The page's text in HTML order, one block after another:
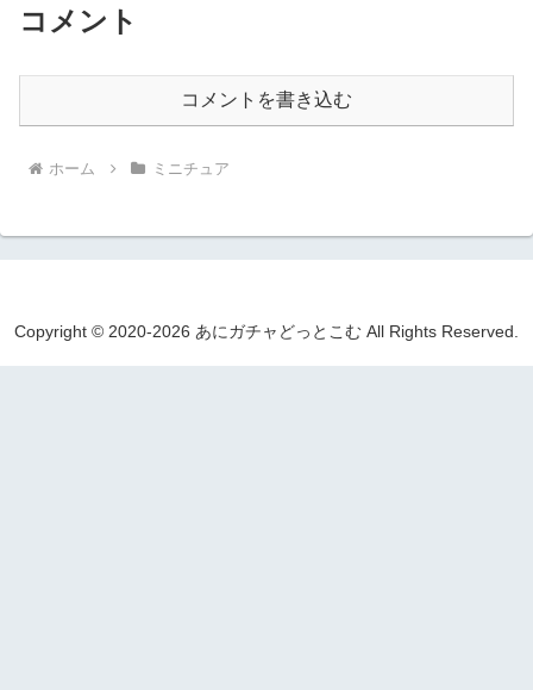
コメント
コメントを書き込む
ホーム ミニチュア
Copyright © 2020-2026 あにガチャどっとこむ All Rights Reserved.